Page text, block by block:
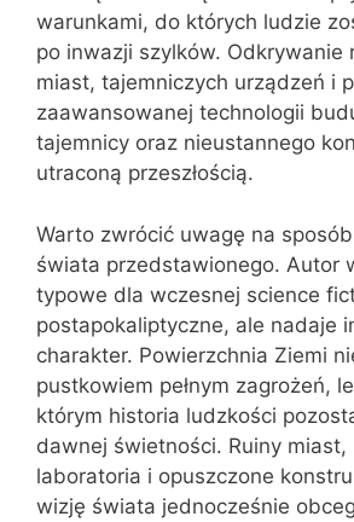
warunkami, do których ludzie
po inwazji szylków. Odkrywanie
miast, tajemniczych urządzeń i
zaawansowanej technologii
tajemnicy oraz nieustannego
utraconą przeszłością.
Warto zwrócić uwagę na
świata przedstawionego. Autor
typowe dla wczesnej science
postapokaliptyczne, ale nadaje
charakter. Powierzchnia Ziemi
pustkowiem pełnym zagrożeń,
którym historia ludzkości
dawnej świetności. Ruiny miast,
laboratoria i opuszczone
wizję świata jednocześnie